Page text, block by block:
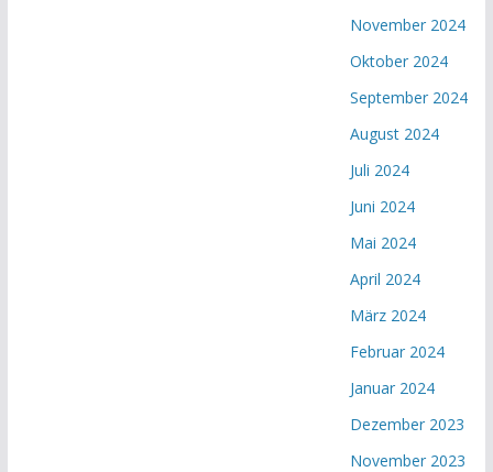
November 2024
Oktober 2024
September 2024
August 2024
Juli 2024
Juni 2024
Mai 2024
April 2024
März 2024
Februar 2024
Januar 2024
Dezember 2023
November 2023